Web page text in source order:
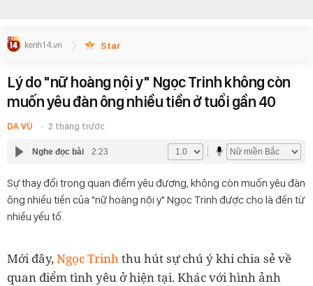
Star
Lý do "nữ hoàng nội y" Ngọc Trinh không còn
muốn yêu đàn ông nhiều tiền ở tuổi gần 40
DẠ VŨ 2 tháng trước
Nghe đọc bài 2:23
Sự thay đổi trong quan điểm yêu đương, không còn muốn yêu đàn
ông nhiều tiền của "nữ hoàng nội y" Ngọc Trinh được cho là đến từ
nhiều yếu tố.
Mới đây,Ngọc Trinhthu hút sự chú ý khi chia sẻ về
quan điểm tình yêu ở hiện tại. Khác với hình ảnh